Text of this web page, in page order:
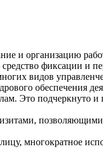
и организацию
фиксации и
видов
обеспечения
Это подчеркнуто и
многократное